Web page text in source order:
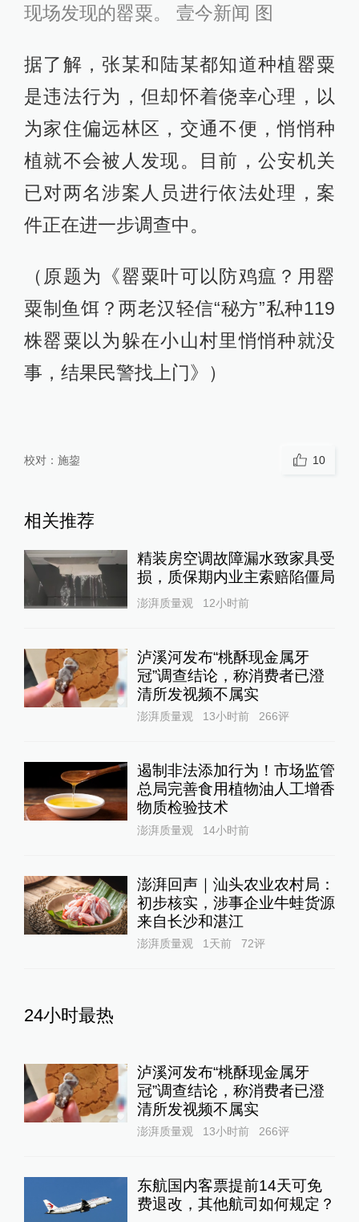
现场发现的罂粟。 壹今新闻 图
据了解，张某和陆某都知道种植罂粟
是违法行为，但却怀着侥幸心理，以
为家住偏远林区，交通不便，悄悄种
植就不会被人发现。目前，公安机关
已对两名涉案人员进行依法处理，案
件正在进一步调查中。
（原题为《罂粟叶可以防鸡瘟？用罂
粟制鱼饵？两老汉轻信“秘方”私种119
株罂粟以为躲在小山村里悄悄种就没
事，结果民警找上门》）
校对： 施鋆 10
相关推荐
精装房空调故障漏水致家具受
损，质保期内业主索赔陷僵局
澎湃质量观 12小时前
泸溪河发布“桃酥现金属牙
冠”调查结论，称消费者已澄
清所发视频不属实
澎湃质量观 13小时前 266评
遏制非法添加行为！市场监管
总局完善食用植物油人工增香
物质检验技术
澎湃质量观 14小时前
澎湃回声｜汕头农业农村局：
初步核实，涉事企业牛蛙货源
来自长沙和湛江
澎湃质量观 1天前 72评
24小时最热
泸溪河发布“桃酥现金属牙
冠”调查结论，称消费者已澄
清所发视频不属实
澎湃质量观 13小时前 266评
东航国内客票提前14天可免
费退改，其他航司如何规定？